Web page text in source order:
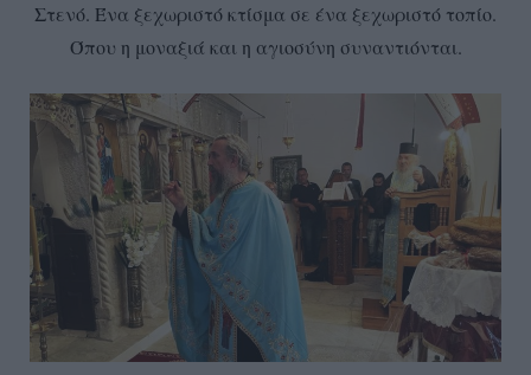
Στενό. Ένα ξεχωριστό κτίσμα σε ένα ξεχωριστό τοπίο.
Όπου η μοναξιά και η αγιοσύνη συναντιόνται.